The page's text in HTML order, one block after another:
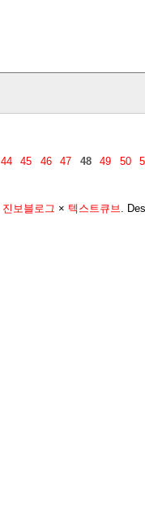
44 45 46 47 48 49 50
진보블로그 × 텍스트큐브